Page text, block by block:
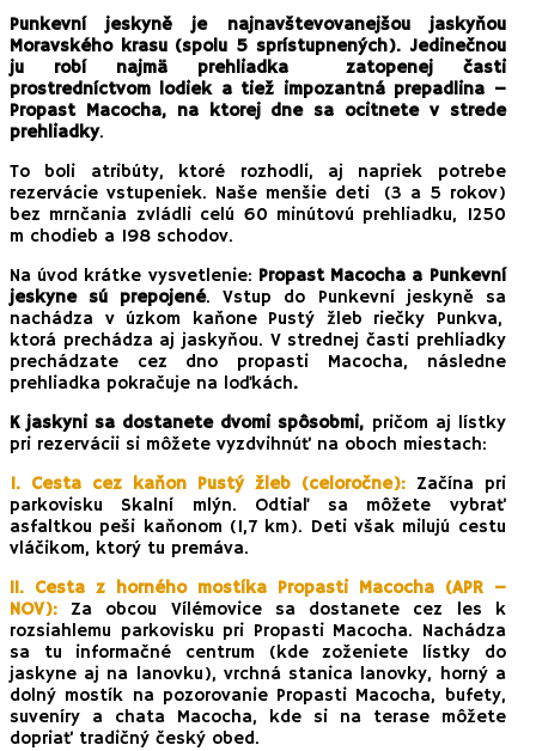
Punkevní jeskyně je najnavštevovanejšou jaskyňou
Moravského krasu (spolu 5 sprístupnených). Jedinečnou
ju robí najmä prehliadka zatopenej časti
prostredníctvom lodiek a tiež impozantná prepadlina –
Propast Macocha, na ktorej dne sa ocitnete v strede
prehliadky.
To boli atribúty, ktoré rozhodli, aj napriek potrebe
rezervácie vstupeniek. Naše menšie deti (3 a 5 rokov)
bez mrnčania zvládli celú 60 minútovú prehliadku, 1250
m chodieb a 198 schodov.
Na úvod krátke vysvetlenie: Propast Macocha a Punkevní
jeskyne sú prepojené. Vstup do Punkevní jeskyně sa
nachádza v úzkom kaňone Pustý žleb riečky Punkva,
ktorá prechádza aj jaskyňou. V strednej časti prehliadky
prechádzate cez dno propasti Macocha, následne
prehliadka pokračuje na loďkách.
K jaskyni sa dostanete dvomi spôsobmi, pričom aj lístky
pri rezervácii si môžete vyzdvihnúť na oboch miestach:
1. Cesta cez kaňon Pustý žleb (celoročne):Začína pri
parkovisku Skalní mlýn. Odtiaľ sa môžete vybrať
asfaltkou peši kaňonom (1,7 km). Deti však milujú cestu
vláčikom, ktorý tu premáva.
II. Cesta z horného mostíka Propasti Macocha (APR –
NOV): Za obcou Vílémovice sa dostanete cez les k
rozsiahlemu parkovisku pri Propasti Macocha. Nachádza
sa tu informačné centrum (kde zoženiete lístky do
jaskyne aj na lanovku), vrchná stanica lanovky, horný a
dolný mostík na pozorovanie Propasti Macocha, bufety,
suveníry a chata Macocha, kde si na terase môžete
dopriať tradičný český obed.